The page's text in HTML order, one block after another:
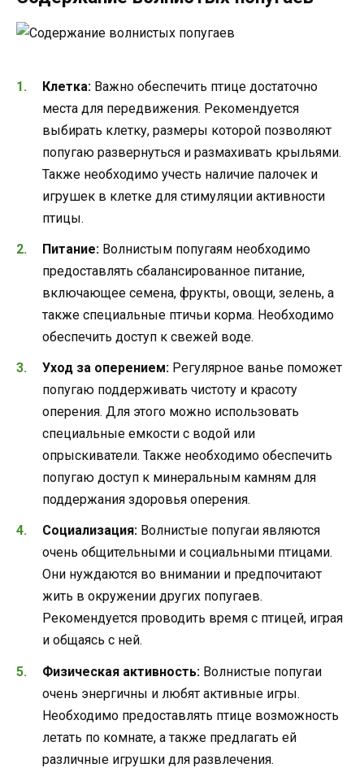
Клетка: Важно обеспечить птице достаточно
места для передвижения. Рекомендуется
выбирать клетку, размеры которой позволяют
попугаю развернуться и размахивать крыльями.
Также необходимо учесть наличие палочек и
игрушек в клетке для стимуляции активности
птицы.
Питание: Волнистым попугаям необходимо
предоставлять сбалансированное питание,
включающее семена, фрукты, овощи, зелень, а
также специальные птичьи корма. Необходимо
обеспечить доступ к свежей воде.
Уход за оперением: Регулярное ванье поможет
попугаю поддерживать чистоту и красоту
оперения. Для этого можно использовать
специальные емкости с водой или
опрыскиватели. Также необходимо обеспечить
попугаю доступ к минеральным камням для
поддержания здоровья оперения.
Социализация: Волнистые попугаи являются
очень общительными и социальными птицами.
Они нуждаются во внимании и предпочитают
жить в окружении других попугаев.
Рекомендуется проводить время с птицей, играя
и общаясь с ней.
Физическая активность: Волнистые попугаи
очень энергичны и любят активные игры.
Необходимо предоставлять птице возможность
летать по комнате, а также предлагать ей
различные игрушки для развлечения.